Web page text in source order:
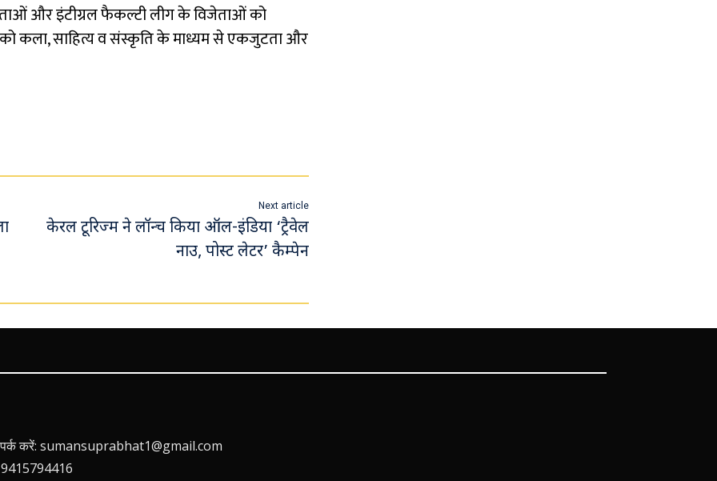
और इंटीग्रल फैकल्टी लीग के विजेताओं को
को कला, साहित्य व संस्कृति के माध्यम से एकजुटता और
Next article
केरल ट‍ूरिज्‍म ने लॉन्‍च किया ऑल-इंडिया ‘ट्रैवेल
नाउ, पोस्‍ट लेटर’ कैम्‍पेन
करें: sumansuprabhat1@gmail.com